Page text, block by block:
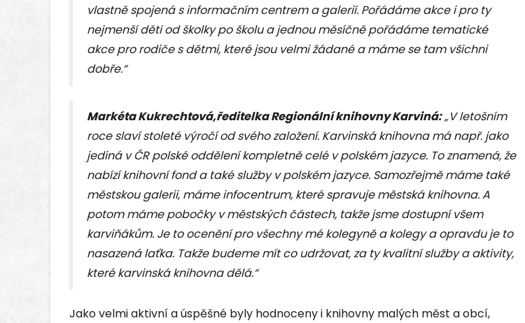
vlastně spojená s informačním centrem a galerií. Pořádáme akce i pro ty
nejmenší děti od školky po školu a jednou měsíčně pořádáme tematické
akce pro rodiče s dětmi, které jsou velmi žádané a máme se tam všichni
dobře.“
Markéta Kukrechtová,ředitelka Regionální knihovny Karviná:„V letošním
roce slaví stoleté výročí od svého založení. Karvinská knihovna má např. jako
jediná v ČR polské oddělení kompletně celé v polském jazyce. To znamená, že
nabízí knihovní fond a také služby v polském jazyce. Samozřejmě máme také
městskou galerii, máme infocentrum, které spravuje městská knihovna. A
potom máme pobočky v městských částech, takže jsme dostupní všem
karviňákům. Je to ocenění pro všechny mé kolegyně a kolegy a opravdu je to
nasazená laťka. Takže budeme mít co udržovat, za ty kvalitní služby a aktivity,
které karvinská knihovna dělá.“
Jako velmi aktivní a úspěšné byly hodnoceny i knihovny malých měst a obcí,